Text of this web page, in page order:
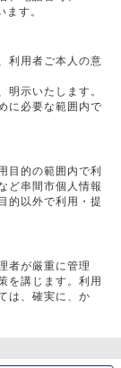
す。
利用者ご本人の意
明示いたします。
に必要な範囲内で
目的の範囲内で利
ど串間市個人情報
的以外で利用・提
者が厳重に管理
を講じます。利用
は、確実に、か